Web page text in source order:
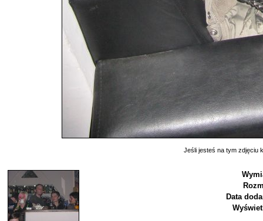
Jeśli jesteś na tym zdjęciu
Data